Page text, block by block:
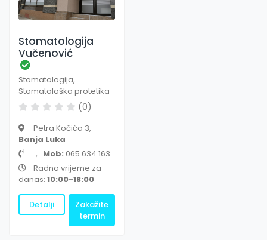
Stomatologija
Vučenović
Stomatologija,
Stomatološka protetika
(0)
Petra Kočića 3,
Banja Luka
, Mob: 065 634 163
Radno vrijeme za
danas: 10:00-18:00
Detalji
Zakažite
termin